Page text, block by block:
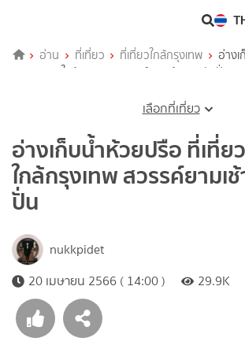
อ่าน ที่เที่ยว ที่เที่ยวใกล้กรุงเทพ
อ่าง
นครนายก ใกล้กรุงเทพ สวรรค์ยามเช้าของนักปั่น
เลือกที่เที่ยว
อ่างเก็บน้ำห้วยปรือ ที่เที่
ใกล้กรุงเทพ สวรรค์ยามเ
ปั่น
nukkpidet
20 เมษายน 2566 ( 14:00 )
29.9K